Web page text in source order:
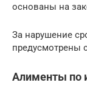
основаны на
За нарушение
предусмотрены
Алименты по